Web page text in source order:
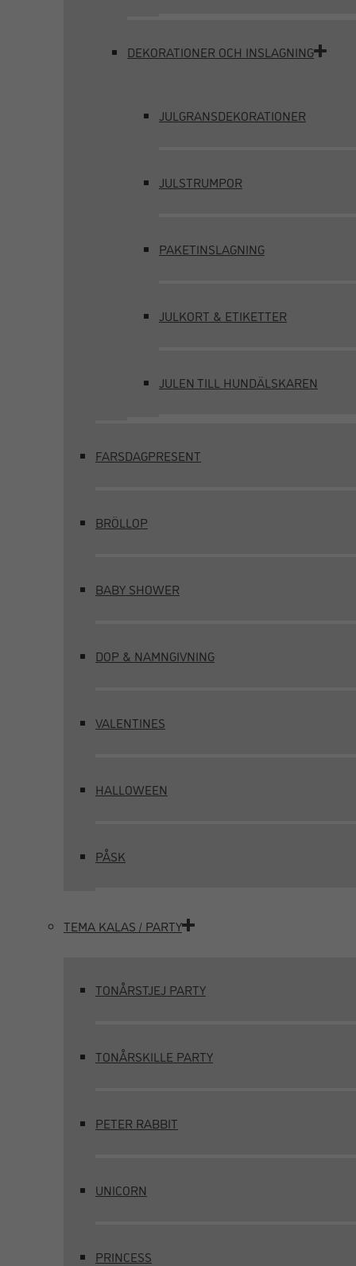
DEKORATIONER OCH INSLAGNING
JULGRANSDEKORATIONER
JULSTRUMPOR
PAKETINSLAGNING
JULKORT & ETIKETTER
JULEN TILL HUNDÄLSKAREN
FARSDAGPRESENT
BRÖLLOP
BABY SHOWER
DOP & NAMNGIVNING
VALENTINES
HALLOWEEN
PÅSK
TEMA KALAS / PARTY
TONÅRSTJEJ PARTY
TONÅRSKILLE PARTY
PETER RABBIT
UNICORN
PRINCESS